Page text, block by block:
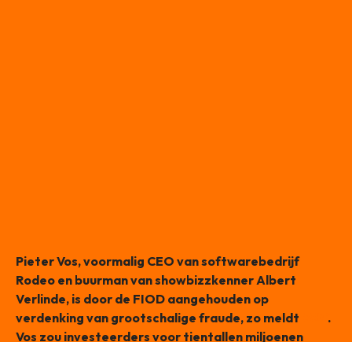
Pieter Vos, voormalig CEO van softwarebedrijf
Rodeo en buurman van showbizzkenner Albert
Verlinde, is door de FIOD aangehouden op
verdenking van grootschalige fraude, zo meldt
.
Vos zou investeerders voor tientallen miljoenen